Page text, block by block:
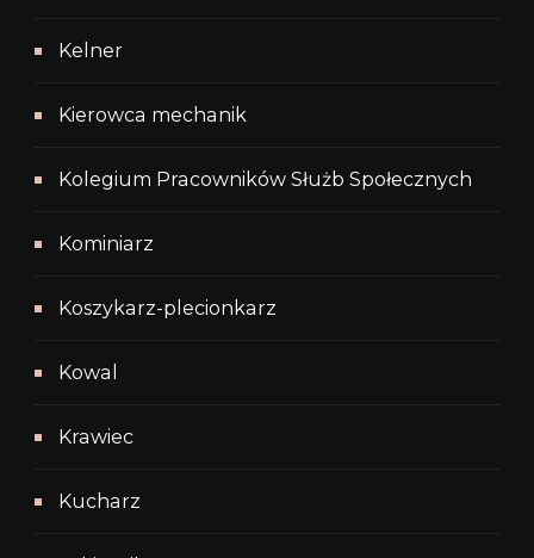
Kelner
Kierowca mechanik
Kolegium Pracowników Służb Społecznych
Kominiarz
Koszykarz-plecionkarz
Kowal
Krawiec
Kucharz